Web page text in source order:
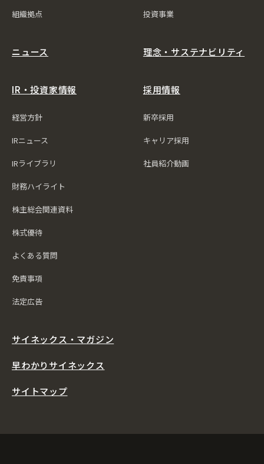
組織拠点 投資事業
ニュース
IR・投資家情報
経営方針
IRニュース
IRライブラリ
財務ハイライト
株主総会関連資料
株式優待
よくある質問
免責事項
法定広告
理念・サステナビリティ
採用情報
新卒採用
キャリア採用
社員紹介動画
サイネックス・マガジン
早わかりサイネックス
サイトマップ